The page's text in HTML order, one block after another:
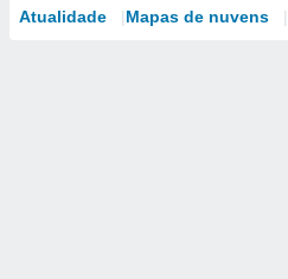
Atualidade Mapas de nuvens